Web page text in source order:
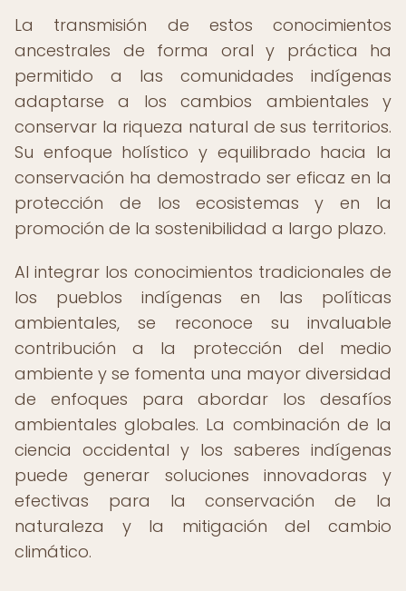
La transmisión de estos conocimientos
ancestrales de forma oral y práctica ha
permitido a las comunidades indígenas
adaptarse a los cambios ambientales y
conservar la riqueza natural de sus territorios.
Su enfoque holístico y equilibrado hacia la
conservación ha demostrado ser eficaz en la
protección de los ecosistemas y en la
promoción de la sostenibilidad a largo plazo.
Al integrar los conocimientos tradicionales de
los pueblos indígenas en las políticas
ambientales, se reconoce su invaluable
contribución a la protección del medio
ambiente y se fomenta una mayor diversidad
de enfoques para abordar los desafíos
ambientales globales. La combinación de la
ciencia occidental y los saberes indígenas
puede generar soluciones innovadoras y
efectivas para la conservación de la
naturaleza y la mitigación del cambio
climático.